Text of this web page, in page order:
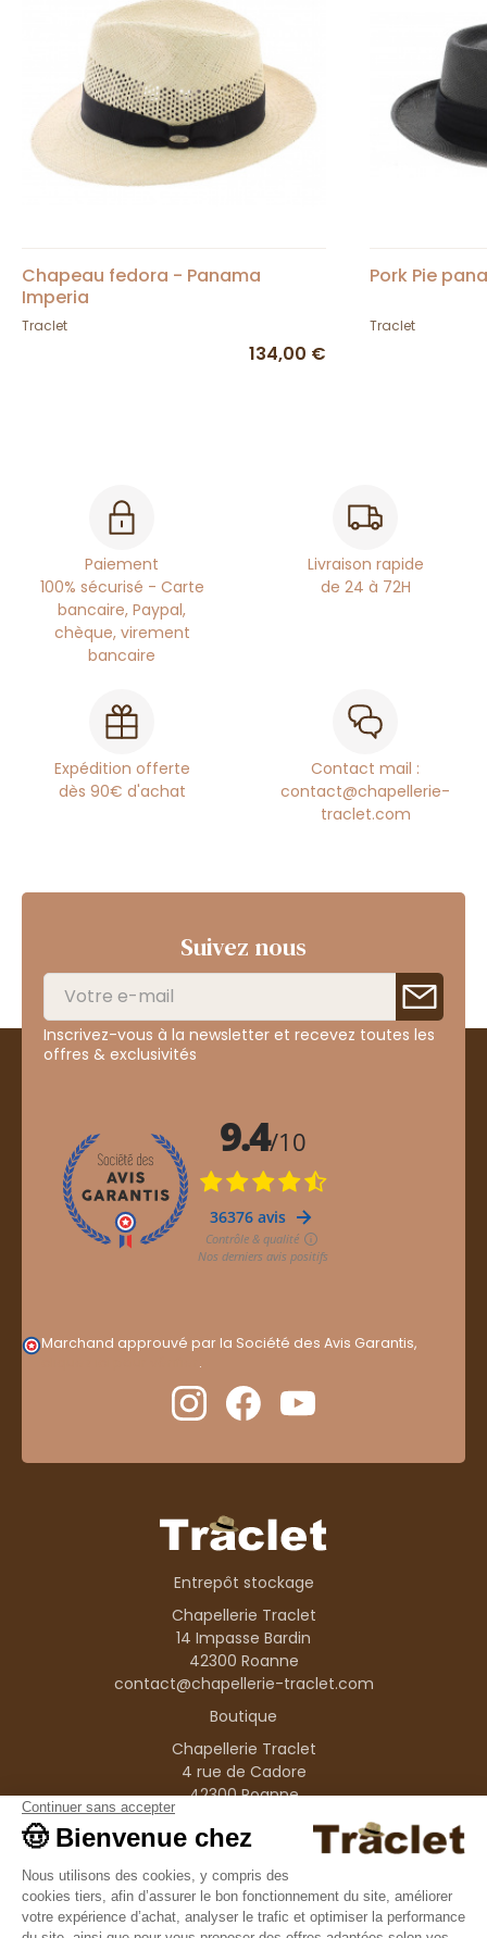
Chapeau fedora - Panama
Imperia
Traclet
134,00 €
Pork Pie
Traclet
Paiement
100% sécurisé - Carte
bancaire, Paypal,
chèque, virement
bancaire
Livraison rapide
de 24 à 72H
Expédition offerte
dès 90€ d'achat
Contact mail :
contact@chapellerie-
traclet.com
Suivez nous
Inscrivez-vous à la newsletter et recevez toutes les
offres & exclusivités
Marchand approuvé par la Société des Avis Garantis,
.
Entrepôt stockage
Chapellerie Traclet
14 Impasse Bardin
42300 Roanne
contact@chapellerie-traclet.com
Boutique
Chapellerie Traclet
4 rue de Cadore
42300 Roanne
Produits